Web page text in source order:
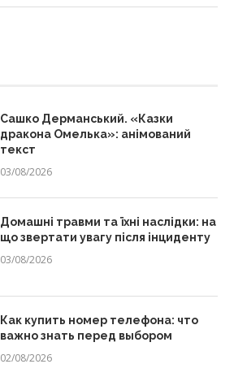
Сашко Дерманський. «Казки
дракона Омелька»: анімований
текст
03/08/2026
Домашні травми та їхні наслідки: на
що звертати увагу після інциденту
03/08/2026
Как купить номер телефона: что
важно знать перед выбором
02/08/2026